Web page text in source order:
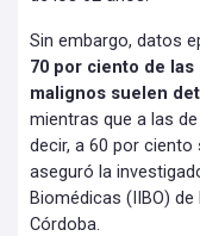
Sin embargo, datos
70 por ciento de
malignos suelen
mientras que a las
decir, a 60 por
aseguró la
Biomédicas (IIBO)
Córdoba.